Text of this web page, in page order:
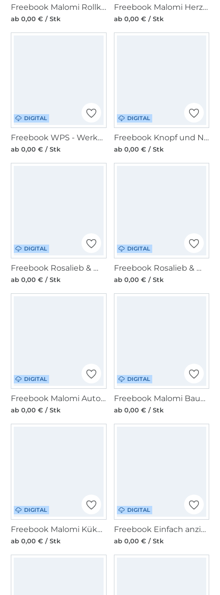
Freebook Malomi Rollkragen Add-On zum Basic Shirt
ab 0,00 € / Stk
Freebook Malomi Herzkissen
ab 0,00 € / Stk
DIGITAL
Freebook WPS - Werkplan Schnittmanufaktur Beinwerk Windelpupser Gr. 56 bis 68
ab 0,00 € / Stk
DIGITAL
Freebook Knopf und Nadel Einfache Tasche
ab 0,00 € / Stk
DIGITAL
Freebook Rosalieb & Wildblau Kleine Hummel
ab 0,00 € / Stk
DIGITAL
Freebook Rosalieb & Wildblau ButterflyBow Scrunchie
ab 0,00 € / Stk
DIGITAL
Freebook Malomi Autotasche Bente
ab 0,00 € / Stk
DIGITAL
Freebook Malomi Bauchtasche Lin
ab 0,00 € / Stk
DIGITAL
Freebook Malomi Küken Pompom
ab 0,00 € / Stk
DIGITAL
Freebook Einfach anziehend Kleid - Shirt Zeit zu Tanzen Rockbund Add On
ab 0,00 € / Stk